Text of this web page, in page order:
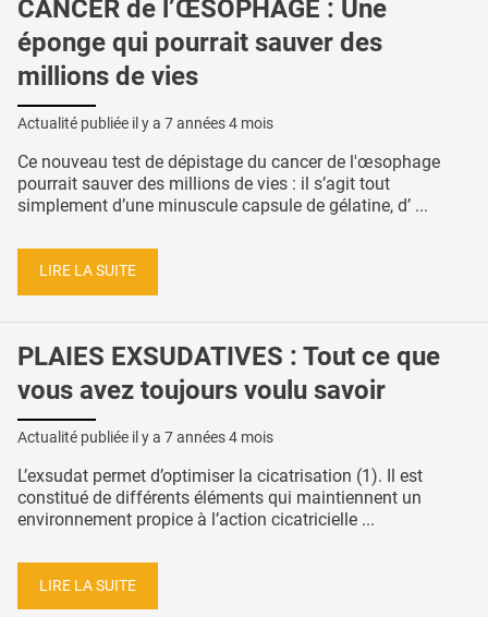
CANCER de l’ŒSOPHAGE : Une
éponge qui pourrait sauver des
millions de vies
Actualité publiée il y a 7 années 4 mois
Ce nouveau test de dépistage du cancer de l'œsophage
pourrait sauver des millions de vies : il s’agit tout
simplement d’une minuscule capsule de gélatine, d’ ...
LIRE LA SUITE
PLAIES EXSUDATIVES : Tout ce que
vous avez toujours voulu savoir
Actualité publiée il y a 7 années 4 mois
L’exsudat permet d’optimiser la cicatrisation (1). Il est
constitué de différents éléments qui maintiennent un
environnement propice à l’action cicatricielle ...
LIRE LA SUITE